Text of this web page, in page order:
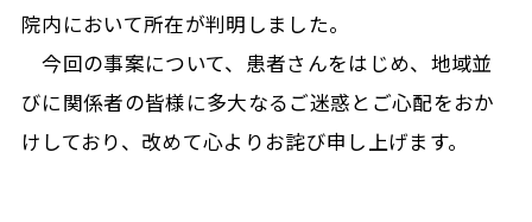
院内において所在が判明しました。
今回の事案について、患者さんをはじめ、地域並
びに関係者の皆様に多大なるご迷惑とご心配をおか
けしており、改めて心よりお詫び申し上げます。